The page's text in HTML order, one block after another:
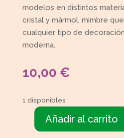
modelos en distintos
cristal y mármol, mimbre
cualquier tipo de
moderna.
10,00 €
1 disponibles
MesitaAñadir al carrito